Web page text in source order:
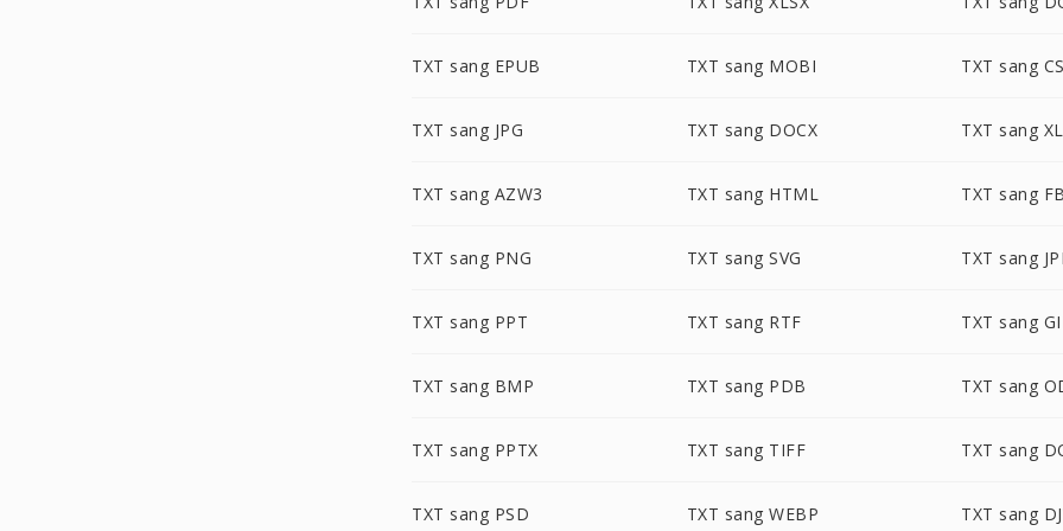
TXT sang EPUB TXT sang MOBI TXT sang
TXT sang JPG TXT sang DOCX TXT sang
TXT sang AZW3 TXT sang HTML TXT sang
TXT sang PNG TXT sang SVG TXT sang
TXT sang PPT TXT sang RTF TXT sang
TXT sang BMP TXT sang PDB TXT sang
TXT sang PPTX TXT sang TIFF TXT sang
TXT sang PSD TXT sang WEBP TXT sang